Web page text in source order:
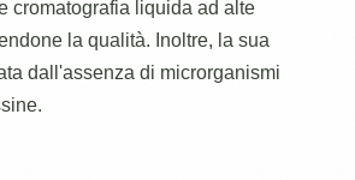
cromatografia liquida ad alte
la qualità. Inoltre, la sua
dall'assenza di microrganismi